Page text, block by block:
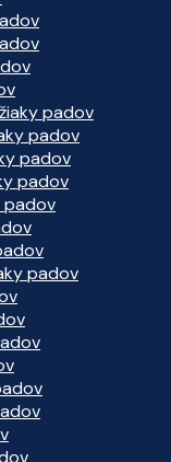
padov
padov
padov
padov
padov
padov